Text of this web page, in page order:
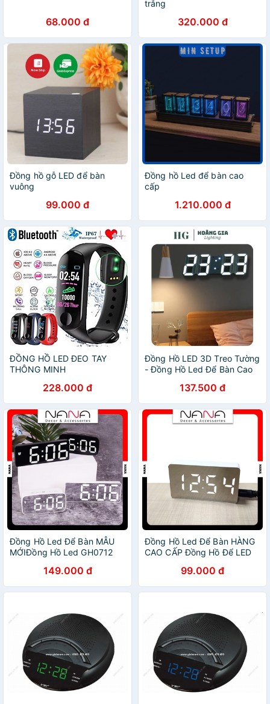
68.000 đ
trắng
320.000 đ
Đồng hồ gỗ LED để bàn
vuông
99.000 đ
Đồng hồ Led để bàn cao
cấp
1.210.000 đ
ĐỒNG HỒ LED ĐEO TAY
THÔNG MINH
228.000 đ
Đồng Hồ LED 3D Treo Tường
- Đồng Hồ Led Để Bàn Cao
Căn Phòng137.500 đ
Đồng Hồ Led Để Bàn ️MẪU
MỚI️Đồng Hồ Led GH0712
Cảm Biến Tự Động
149.000 đ
Đồng Hồ Led Để Bàn HÀNG
CAO CẤP Đồng Hồ Để LED
Chức Năng99.000 đ